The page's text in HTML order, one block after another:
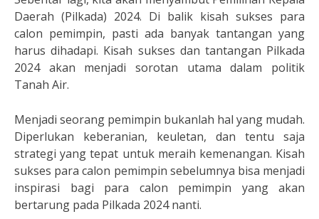
Daerah (Pilkada) 2024. Di balik kisah sukses para
calon pemimpin, pasti ada banyak tantangan yang
harus dihadapi. Kisah sukses dan tantangan Pilkada
2024 akan menjadi sorotan utama dalam politik
Tanah Air.
Menjadi seorang pemimpin bukanlah hal yang mudah.
Diperlukan keberanian, keuletan, dan tentu saja
strategi yang tepat untuk meraih kemenangan. Kisah
sukses para calon pemimpin sebelumnya bisa menjadi
inspirasi bagi para calon pemimpin yang akan
bertarung pada Pilkada 2024 nanti.